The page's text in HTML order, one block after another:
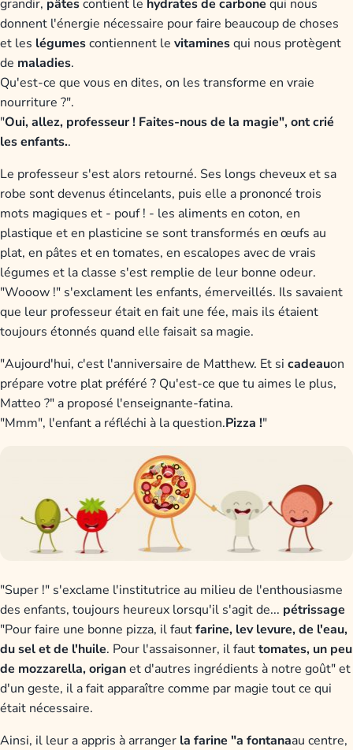
grandir, pâtescontient le hydrates de carbone qui nous
donnent l'énergie nécessaire pour faire beaucoup de choses
et les légumescontiennent le vitaminesqui nous protègent
de maladies.
Qu'est-ce que vous en dites, on les transforme en vraie
nourriture ?".
"Oui, allez, professeur ! Faites-nous de la magie", ont crié
les enfants..
Le professeur s'est alors retourné. Ses longs cheveux et sa
robe sont devenus étincelants, puis elle a prononcé trois
mots magiques et - pouf ! - les aliments en coton, en
plastique et en plasticine se sont transformés en œufs au
plat, en pâtes et en tomates, en escalopes avec de vrais
légumes et la classe s'est remplie de leur bonne odeur.
"Wooow !" s'exclament les enfants, émerveillés. Ils savaient
que leur professeur était en fait une fée, mais ils étaient
toujours étonnés quand elle faisait sa magie.
"Aujourd'hui, c'est l'anniversaire de Matthew. Et si cadeauon
prépare votre plat préféré ? Qu'est-ce que tu aimes le plus,
Matteo ?" a proposé l'enseignante-fatina.
"Mmm", l'enfant a réfléchi à la question.Pizza !"
"Super !" s'exclame l'institutrice au milieu de l'enthousiasme
des enfants, toujours heureux lorsqu'il s'agit de... pétrissage
"Pour faire une bonne pizza, il fautfarine, lev levure, de l'eau,
du sel et de l'huile. Pour l'assaisonner, il fauttomates, un peu
de mozzarella, origanet d'autres ingrédients à notre goût" et
d'un geste, il a fait apparaître comme par magie tout ce qui
était nécessaire.
Ainsi, il leur a appris à arranger la farine "a fontanaau centre,